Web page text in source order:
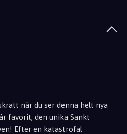
när du ser denna helt nya
favorit, den unika Sankt
Efter en katastrofal